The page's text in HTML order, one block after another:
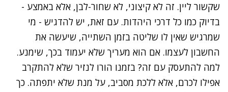
שקשור ליין. זה לא קיצוני, לא שחור-לבן, אלא באמצע -
בדיוק כמו כל דרכי היהדות. עם זאת, יש להדגיש - מי
שמרגיש שאין לו שליטה בזמן השתייה, שיעשה את
החשבון לעצמו. אם הוא מעריך שלא יעמוד בכך, שימנע.
למה להתעסק עם זה? בזמנו הורו לנזיר שלא להתקרב
אפילו לכרם, אלא ללכת מסביב, על מנת שלא יתפתה. כך